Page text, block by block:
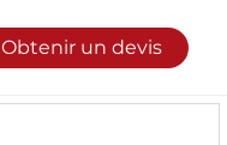
Obtenir un devis